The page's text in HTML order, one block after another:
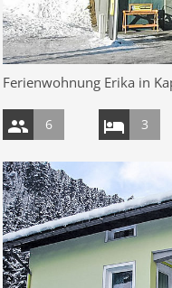
Ferienwohnung Erika in
6 3